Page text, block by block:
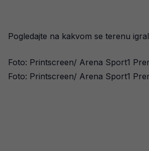
Pogledajte na kakvom se terenu
Foto: Printscreen/ Arena Sport1
Foto: Printscreen/ Arena Sport1